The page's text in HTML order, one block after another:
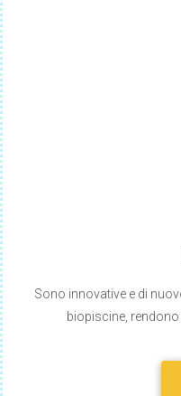
Sono innovative e di
biopiscine, rendono